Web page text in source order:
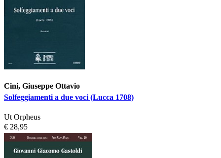
Cini, Giuseppe Ottavio
Solfeggiamenti a due voci (Lucca 1708)
Ut Orpheus
€ 28,95